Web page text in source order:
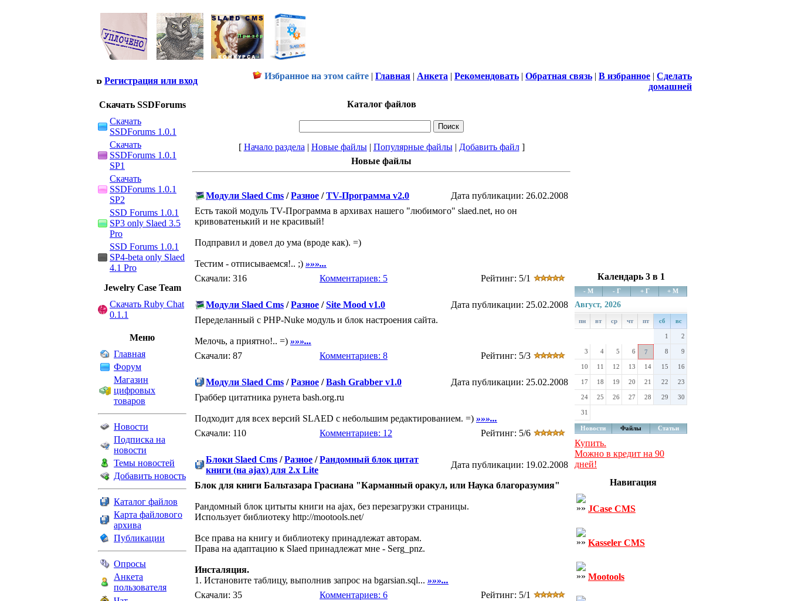
Регистрация или вход Избранное на этом сайте | Главная | Анкета | Рекомендовать | Обратная связь | В избранное | Сделать
домашней
Скачать SSDForums
Скачать
SSDForums 1.0.1
Скачать
SSDForums 1.0.1
SP1
Скачать
SSDForums 1.0.1
SP2
SSD Forums 1.0.1
SP3 only Slaed 3.5
Pro
SSD Forums 1.0.1
SP4-beta only Slaed
4.1 Pro
Jewelry Сase Team
Скачать Ruby Chat
0.1.1
Меню
Главная
Форум
Магазин
цифровых
товаров
Новости
Подписка на
новости
Темы новостей
Добавить новость
Каталог файлов
Карта файлового
архива
Публикации
Опросы
Анкета
пользователя
Каталог файлов
[ Начало раздела | Новые файлы| Популярные файлы| Добавить файл]
Новые файлы
Модули Slaed Cms /Разное /TV-Программа v2.0
Дата публикации: 26.02.2008
Есть такой модуль TV-Программа в архивах нашего "любимого" slaed.net, но он
кривоватенький и не красивый!
Подправил и довел до ума (вроде как). =)
Тестим - отписываемся!.. ;) »»»...
Скачали: 316
Комментариев: 5 Рейтинг: 5/1
Модули Slaed Cms /Разное /Site Mood v1.0
Дата публикации: 25.02.2008
Переделанный с PHP-Nuke модуль и блок настроения сайта.
Мелочь, а приятно!.. =) »»»...
Скачали: 87
Комментариев: 8 Рейтинг: 5/3
Модули Slaed Cms /Разное /Bash Grabber v1.0
Дата публикации: 25.02.2008
Граббер цитатника рунета bash.org.ru
Подходит для всех версий SLAED с небольшим редактированием. =) »»»...
Скачали: 110
Комментариев: 12 Рейтинг: 5/6
Блоки Slaed Cms /Разное /Рандомный блок цитат
книги (на ajax) для 2.x Lite
Дата публикации: 19.02.2008
Блок для книги Бальтазара Грасиана "Карманный оракул, или Наука благоразумия"
Рандомный блок цитыты книги на ajax, без перезагрузки страницы.
Использует библиотеку http://mootools.net/
Все права на книгу и библиотеку принадлежат авторам.
Права на адаптацию к Slaed принадлежат мне - Serg_pnz.
Инсталяция.
1. Истановите таблицу, выполнив запрос на bgarsian.sql... »»»...
Скачали: 35
Комментариев: 6 Рейтинг: 5/1
Календарь 3 в 1
- М - Г + Г + М
Август, 2026
пн вт ср чт пт сб вс
1 2
3 4 5 6 7 8 9
10 11 12 13 14 15 16
17 18 19 20 21 22 23
24 25 26 27 28 29 30
31
Новости Файлы Статьи
Купить.
Можно в кредит на 90
дней!
Навигация
JCase CMS
Kasseler CMS
Mootools